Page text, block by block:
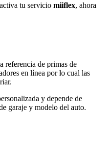
tu servicio miiflex, ahora
referencia de primas de
en línea por lo cual las
y depende de
garaje y modelo del auto.